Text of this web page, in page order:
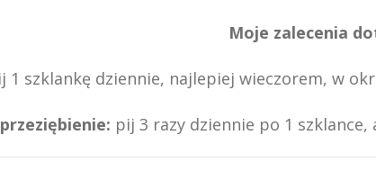
Moje zalecenia
1 szklankę dziennie, najlepiej wieczorem, w
pij 3 razy dziennie po 1